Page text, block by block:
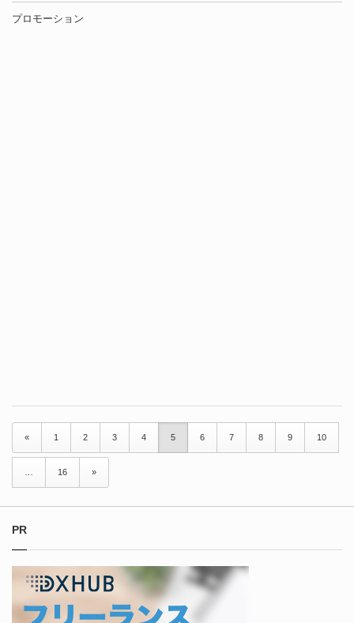
プロモーション
« 1 2 3 4 5 6 7 8 9 10
16 »
PR